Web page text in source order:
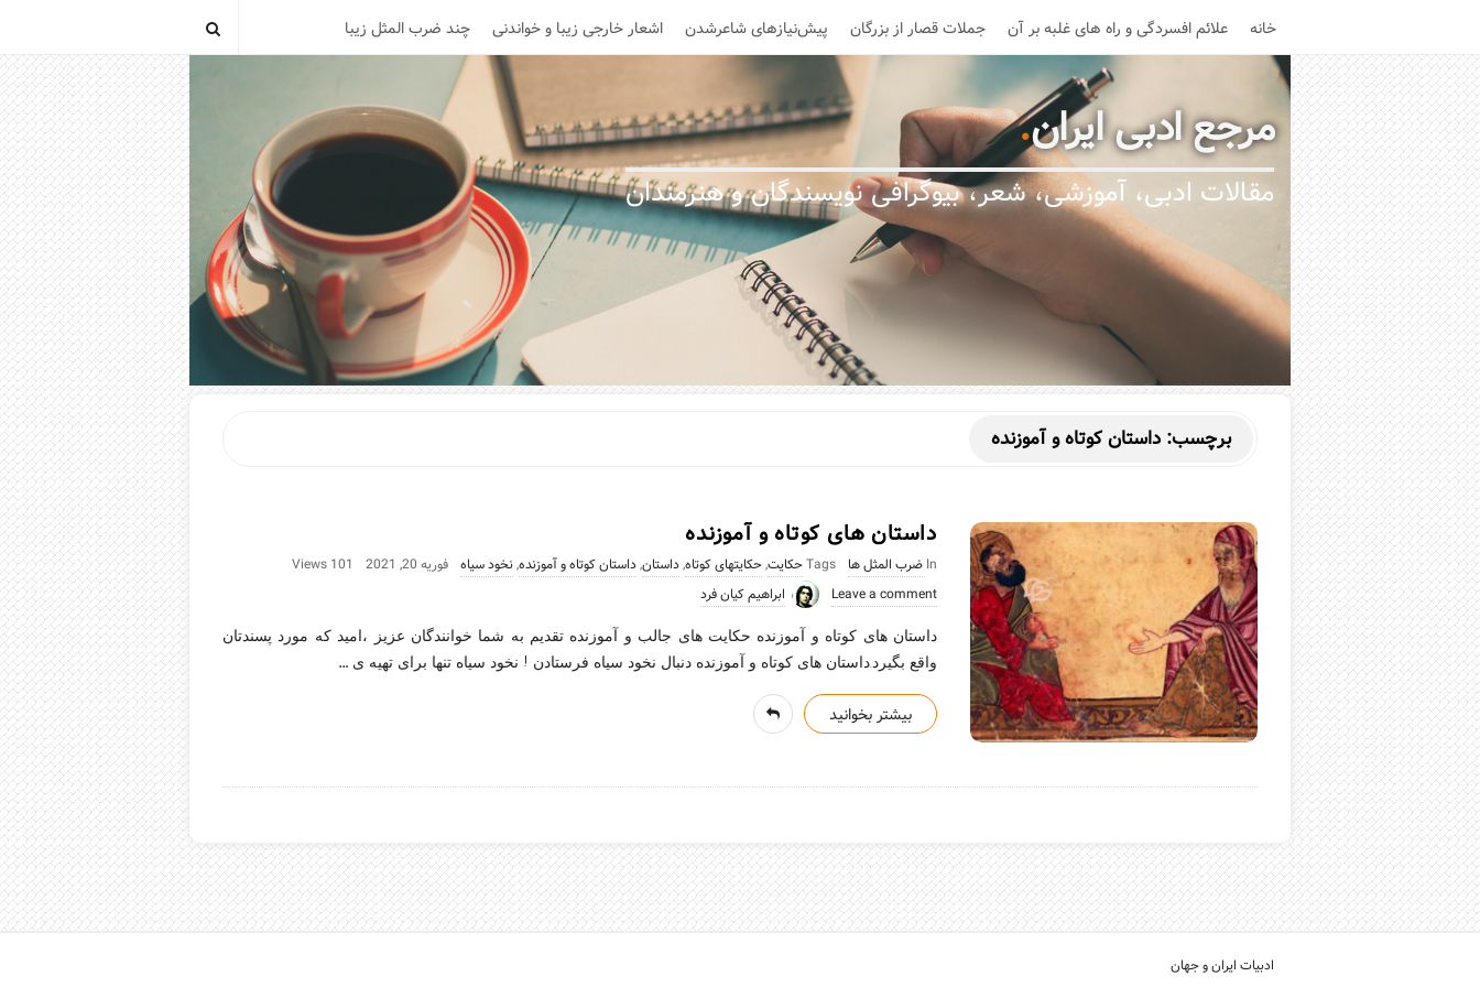
خانه علائم افسردگی و راه های غلبه بر آن جملات قصار از بزرگان پیش‌نیازهای شاعرشدن اشعار خارجی زیبا و خواندنی چند ضرب المثل زیبا
مرجع ادبی ایران.
مقالات ادبی، آموزشی، شعر، بیوگرافی نویسندگان و هنرمندان
برچسب: داستان کوتاه و آموزنده
داستان های کوتاه و آموزنده
In ضرب المثل ها Tagsحکایت,حکایتهای کوتاه,داستان,داستان کوتاه و آموزنده,نخود سیاه فوریه 20, 2021
101 Views
Leave a comment
ابراهیم کیان فرد
داستان های کوتاه و آموزنده حکایت های جالب و آموزنده تقدیم به شما خوانندگان عزیز ،امید که مورد پسندتان
واقع بگیرد.داستان های کوتاه و آموزنده دنبال نخود سیاه فرستادن ! نخود سیاه تنها برای تهیه ی …
بیشتر بخوانید
ادبیات ایران و جهان